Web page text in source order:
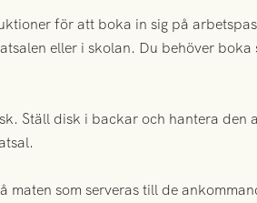
för att boka in sig på
eller i skolan. Du behöver boka
Ställ disk i backar och hantera den
maten som serveras till de